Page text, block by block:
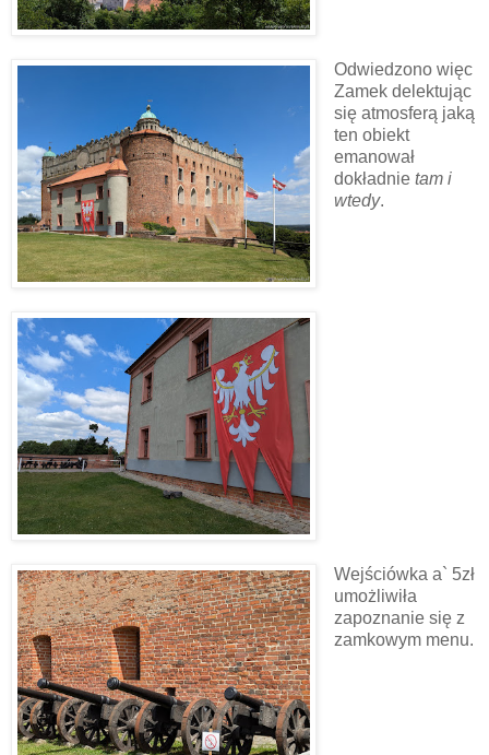
Odwiedzono więc
Zamek delektując
się atmosferą jaką
ten obiekt
emanował
dokładnie tam i
wtedy.
Wejściówka a` 5zł
umożliwiła
zapoznanie się z
zamkowym menu.